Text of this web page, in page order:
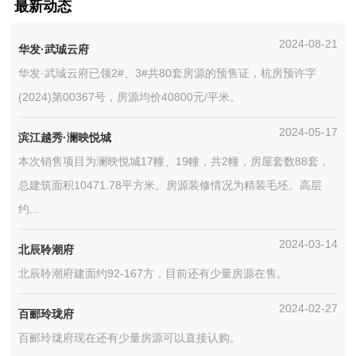
最新动态
华发·武珹云府 2024-08-21
华发·武珹云府已领2#、3#共80套房源的预售证，杭房预许字
(2024)第00367号，房源均价40800元/平米。
滨江越秀·澜映悦城 2024-05-17
本次销售项目为澜映悦城17幢、19幢，共2幢，房屋套数88套，
总建筑面积10471.78平方米。房源装修情况为精装毛坯。高层
约...
北辰聆潮府 2024-03-14
北辰聆潮府建面约92-167方，目前还有少量房源在售。
百郦玲珑府 2024-02-27
百郦玲珑府现在还有少量房源可以直接认购。